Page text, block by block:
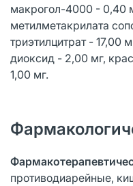
макрогол-4000 - 0,40
метилметакрилата
триэтилцитрат - 17,00
диоксид - 2,00 мг,
1,00 мг.
противодиарейные,